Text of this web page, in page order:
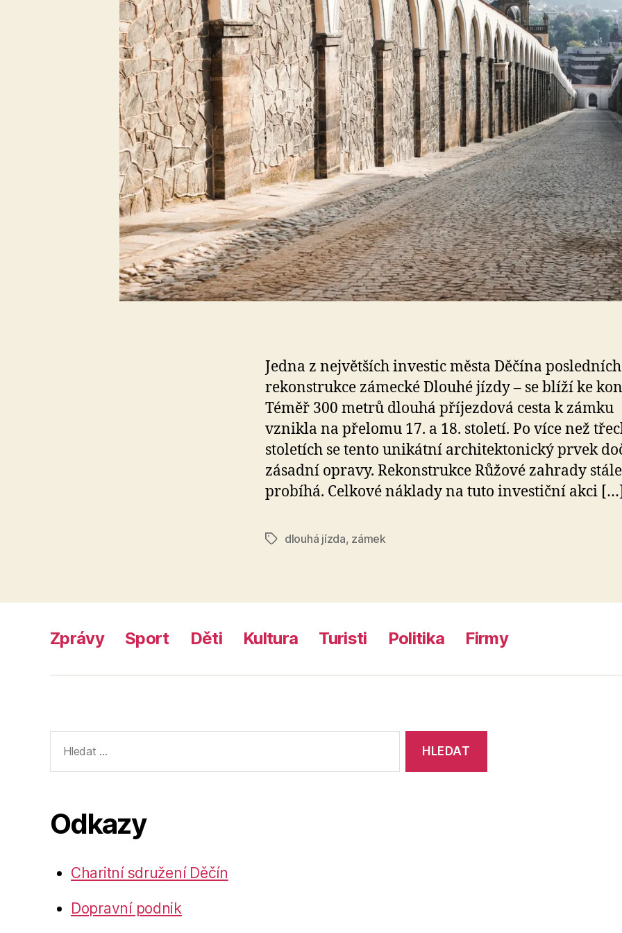
Jedna z největších investic města Děčína
rekonstrukce zámecké Dlouhé jízdy – se blíží ke
Téměř 300 metrů dlouhá příjezdová cesta k zámku
vznikla na přelomu 17. a 18. století. Po více než
stoletích se tento unikátní architektonický prvek
zásadní opravy. Rekonstrukce Růžové zahrady stále
probíhá. Celkové náklady na tuto investiční akci […]
Štítkydlouhá jízda, zámek
Zprávy Sport Děti Kultura Turisti Politika Firmy
vyhledávání:
Odkazy
Charitní sdružení Děčín
Dopravní podnik